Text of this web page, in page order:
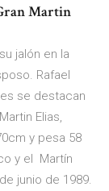
Martin
jalón en la
Rafael
se destacan
Elias,
y pesa 58
y el Martín
junio de 1989.